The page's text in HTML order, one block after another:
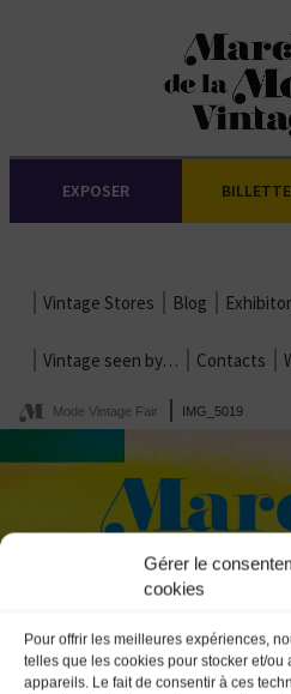
Gérer le
cookies
Pour offrir les meilleures expériences,
telles que les cookies pour stocker et/
appareils. Le fait de consentir à ces
EXPOSER
Vintage Stores Blog
Vintage seen by… Contacts
Mode Vintage Fair IMG_5019